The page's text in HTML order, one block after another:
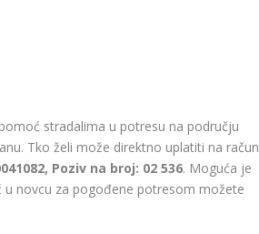
stradalima u potresu na području
Tko želi može direktno uplatiti na račun
Poziv na broj: 02 536. Moguća je
novcu za pogođene potresom možete